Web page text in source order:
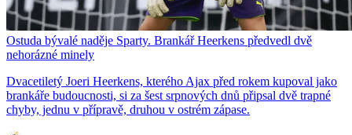
Ostuda bývalé naděje Sparty. Brankář Heerkens předvedl dvě
nehorázné minely
Dvacetiletý Joeri Heerkens, kterého Ajax před rokem kupoval jako
brankáře budoucnosti, si za šest srpnových dnů připsal dvě trapné
chyby, jednu v přípravě, druhou v ostrém zápase.